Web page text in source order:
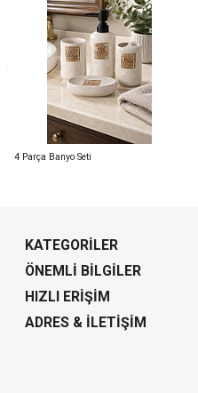
4 Parça Banyo Seti
KATEGORILER
ÖNEMLI BILGILER
HIZLI ERIŞIM
ADRES & İLETIŞIM